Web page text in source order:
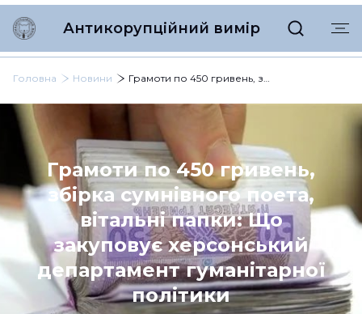
Антикорупційний вимір
Головна Новини Грамоти по 450 гривень, збірка сумнівного поета, вітальні папки: Що закуповує херсонський департамент гуманітарної політики
Грамоти по 450 гривень,
збірка сумнівного поета,
вітальні папки: Що
закуповує херсонський
департамент гуманітарної
політики